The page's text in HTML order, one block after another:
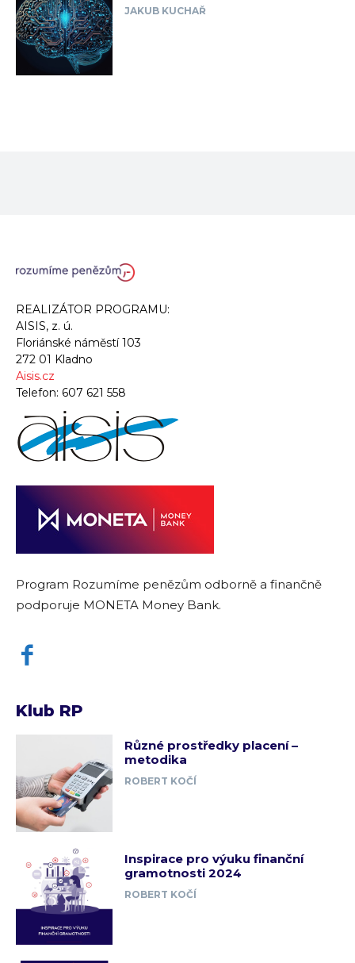
JAKUB KUCHAŘ
REALIZÁTOR PROGRAMU:
AISIS, z. ú.
Floriánské náměstí 103
272 01 Kladno
Aisis.cz
Telefon: 607 621 558
Program Rozumíme penězům odborně a finančně
podporuje MONETA Money Bank.
Klub RP
Různé prostředky placení –
metodika
ROBERT KOČÍ
Inspirace pro výuku finanční
gramotnosti 2024
ROBERT KOČÍ